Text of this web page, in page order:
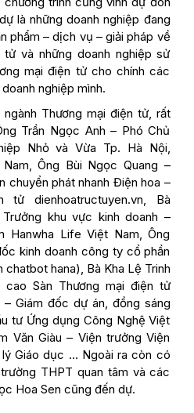
là những doanh nghiệp đang
phẩm – dịch vụ – giải pháp về
và những doanh nghiệp sử
mại điện tử cho chính các
nghiệp mình.
Thương mại điện tử, rất
Trần Ngọc Anh – Phó Chủ
Nhỏ và Vừa Tp. Hà Nội,
Ông Bùi Ngọc Quang –
chuyển phát nhanh Điện hoa –
tử dienhoatructuyen.vn, Bà
khu vực kinh doanh –
Hanwha Life Việt Nam, Ông
kinh doanh công ty cổ phần
chatbot hana), Bà Kha Lệ Trinh
Sàn Thương mại điện tử
Giám đốc dự án, đồng sáng
tư Ứng dụng Công Nghệ Việt
Văn Giàu – Viện trưởng Viện
Giáo dục … Ngoài ra còn có
THPT quan tâm và các
Hoa Sen cũng đến dự.